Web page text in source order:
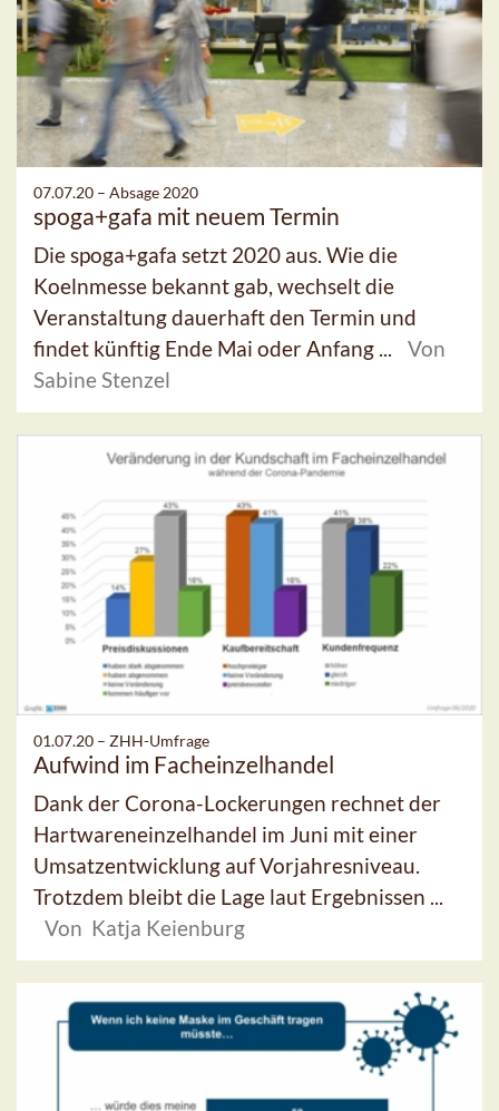
07.07.20 – Absage 2020
spoga+gafa mit neuem Termin
Die spoga+gafa setzt 2020 aus. Wie die
Koelnmesse bekannt gab, wechselt die
Veranstaltung dauerhaft den Termin und
findet künftig Ende Mai oder Anfang ...
Von
Sabine Stenzel
01.07.20 – ZHH-Umfrage
Aufwind im Facheinzelhandel
Dank der Corona-Lockerungen rechnet der
Hartwareneinzelhandel im Juni mit einer
Umsatzentwicklung auf Vorjahresniveau.
Trotzdem bleibt die Lage laut Ergebnissen ...
Von Katja Keienburg